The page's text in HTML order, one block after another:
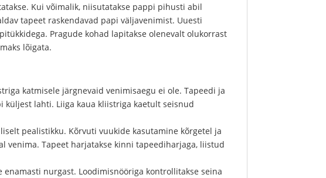
Kui võimalik, niisutatakse pappi pihusti abil
tapeet raskendavad papi väljavenimist. Uuesti
Pragude kohad lapitakse olenevalt olukorrast
lõigata.
katmisele järgnevaid venimisaegu ei ole. Tapeedi ja
lahti. Liiga kaua kliistriga kaetult seisnud
pealistikku. Kõrvuti vuukide kasutamine kõrgetel ja
venima. Tapeet harjatakse kinni tapeediharjaga, liistud
nurgast. Loodimisnööriga kontrollitakse seina